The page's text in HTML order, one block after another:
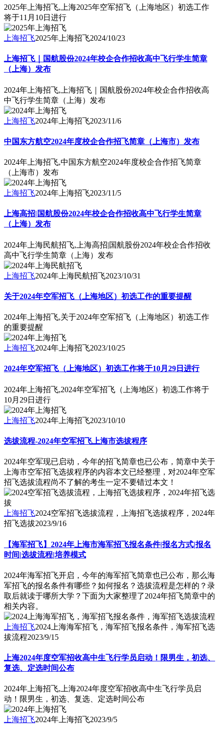
2025年上海招飞,上海2025年空军招飞（上海地区）初选工作
将于11月10日进行
上海招飞2025年上海招飞2024/10/23
上海招飞｜国航股份2024年校企合作招收高中飞行学生简章
（上海）发布
2024年上海招飞,上海招飞｜国航股份2024年校企合作招收高
中飞行学生简章（上海）发布
上海招飞2024年上海招飞2023/11/6
中国东方航空2024年度校企合作招飞简章（上海市）发布
2024年上海招飞,中国东方航空2024年度校企合作招飞简章
（上海市）发布
上海招飞2024年上海招飞2023/11/5
上海高招|国航股份2024年校企合作招收高中飞行学生简章
（上海）发布
2024年上海民航招飞,上海高招|国航股份2024年校企合作招收
高中飞行学生简章（上海）发布
上海招飞2024年上海民航招飞2023/10/31
关于2024年空军招飞（上海地区）初选工作的重要提醒
2024年上海招飞,关于2024年空军招飞（上海地区）初选工作
的重要提醒
上海招飞2024年上海招飞2023/10/25
2024年空军招飞（上海地区）初选工作将于10月29日进行
2024年上海招飞,2024年空军招飞（上海地区）初选工作将于
10月29日进行
上海招飞2024年上海招飞2023/10/10
选拔流程-2024年空军招飞上海市选拔程序
2024年空军现已启动，今年的招飞简章也已公布，简章中关于
上海市空军招飞选拔程序的内容本文已经整理，对2024年空军
招飞选拔流程尚不了解的考生一定不要错过本文！
上海招飞2024空军招飞选拔流程，上海招飞选拔程序，2024年
招飞选拔2023/9/16
【海军招飞】2024年上海市海军招飞报名条件|报名方式|报名
时间|选拔流程|培养模式
2024年海军招飞开启，今年的海军招飞简章也已公布，那么海
军招飞的报名条件有哪些？如何报名？选拔流程是怎样的？录
取后就读于哪所大学？下面为大家整理了2024年招飞简章中的
相关内容。
上海招飞2024上海海军招飞，海军招飞报名条件，海军招飞选
拔流程2023/9/15
上海2024年度空军招收高中生飞行学员启动！限男生，初选、
复选、定选时间公布
2024年上海招飞,上海2024年度空军招收高中生飞行学员启
动！限男生，初选、复选、定选时间公布
上海招飞2024年上海招飞2023/9/5